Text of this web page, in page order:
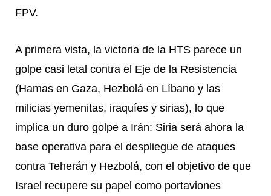
FPV.
A primera vista, la victoria de la HTS parece un
golpe casi letal contra el Eje de la Resistencia
(Hamas en Gaza, Hezbolá en Líbano y las
milicias yemenitas, iraquíes y sirias), lo que
implica un duro golpe a Irán: Siria será ahora la
base operativa para el despliegue de ataques
contra Teherán y Hezbolá, con el objetivo de que
Israel recupere su papel como portaviones